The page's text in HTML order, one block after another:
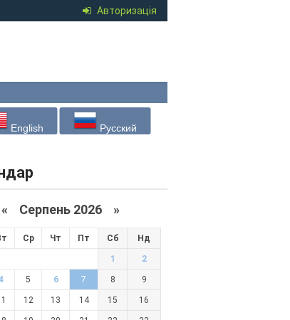
Авторизація
English Русский
« Серпень 2026 »
Ср Чт Пт Сб Нд
1 2
5 6 7 8 9
12 13 14 15 16